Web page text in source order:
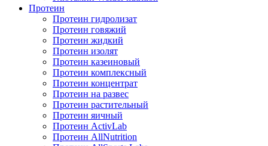
Протеин
Протеин гидролизат
Протеин говяжий
Протеин жидкий
Протеин изолят
Протеин казеиновый
Протеин комплексный
Протеин концентрат
Протеин на развес
Протеин растительный
Протеин яичный
Протеин ActivLab
Протеин AllNutrition